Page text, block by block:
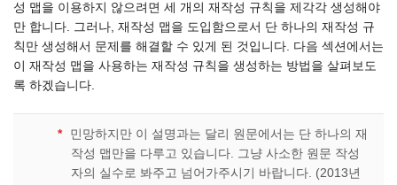
성 맵을 이용하지 않으려면 세 개의 재작성 규칙을 제각각 생성해야
만 합니다. 그러나, 재작성 맵을 도입함으로서 단 하나의 재작성 규
칙만 생성해서 문제를 해결할 수 있게 된 것입니다. 다음 섹션에서는
이 재작성 맵을 사용하는 재작성 규칙을 생성하는 방법을 살펴보도
록 하겠습니다.
*
민망하지만 이 설명과는 달리 원문에서는 단 하나의 재
작성 맵만을 다루고 있습니다. 그냥 사소한 원문 작성
자의 실수로 봐주고 넘어가주시기 바랍니다. (2013년